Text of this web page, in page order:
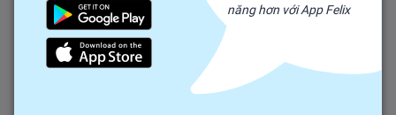
năng hơn với App Felix